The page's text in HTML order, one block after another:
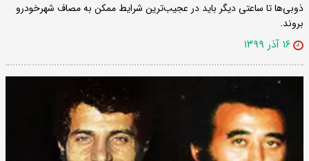
ذوبی‌ها تا ساعتی دیگر باید در عجیب‌ترین شرایط ممکن به مصاف شهرخودرو
بروند.
۱۶ آذر ۱۳۹۹